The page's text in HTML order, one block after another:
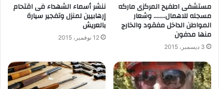
مستشفى اطفيح المركزى ماركه
مسجله للاهمال…….. وشعار
المواطن الداخل مفقود والخارج
منها مدفون
3 ديسمبر، 2015
ننشر أسماء الشهداء فى اقتحام
إرهابيين لمنزل وتفجير سيارة
بالعريش
12 نوفمبر، 2015